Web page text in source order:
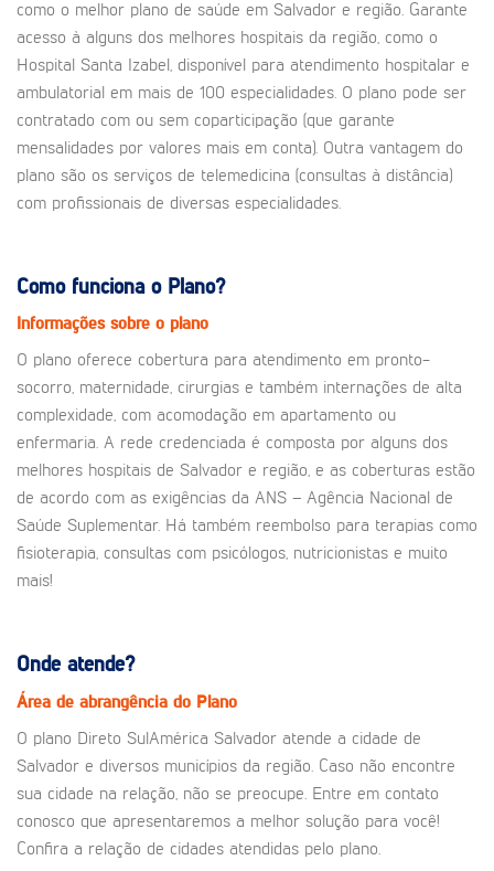
como o melhor plano de saúde em Salvador e região. Garante
acesso à alguns dos melhores hospitais da região, como o
Hospital Santa Izabel, disponível para atendimento hospitalar e
ambulatorial em mais de 100 especialidades. O plano pode ser
contratado com ou sem coparticipação (que garante
mensalidades por valores mais em conta). Outra vantagem do
plano são os serviços de telemedicina (consultas à distância)
com profissionais de diversas especialidades.
Como funciona o Plano?
Informações sobre o plano
O plano oferece cobertura para atendimento em pronto-
socorro, maternidade, cirurgias e também internações de alta
complexidade, com acomodação em apartamento ou
enfermaria. A rede credenciada é composta por alguns dos
melhores hospitais de Salvador e região, e as coberturas estão
de acordo com as exigências da ANS – Agência Nacional de
Saúde Suplementar. Há também reembolso para terapias como
fisioterapia, consultas com psicólogos, nutricionistas e muito
mais!
Onde atende?
Área de abrangência do Plano
O plano Direto SulAmérica Salvador atende a cidade de
Salvador e diversos municípios da região. Caso não encontre
sua cidade na relação, não se preocupe. Entre em contato
conosco que apresentaremos a melhor solução para você!
Confira a relação de cidades atendidas pelo plano.